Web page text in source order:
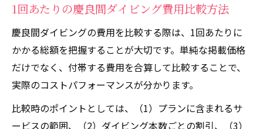
1回あたりの慶良間ダイビング費用比較方法
慶良間ダイビングの費用を比較する際は、1回あたりに
かかる総額を把握することが大切です。単純な掲載価格
だけでなく、付帯する費用を合算して比較することで、
実際のコストパフォーマンスが分かります。
比較時のポイントとしては、（1）プランに含まれるサ
ービスの範囲、（2）ダイビング本数ごとの割引、（3）